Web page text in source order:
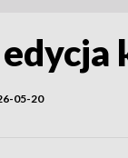
05-20